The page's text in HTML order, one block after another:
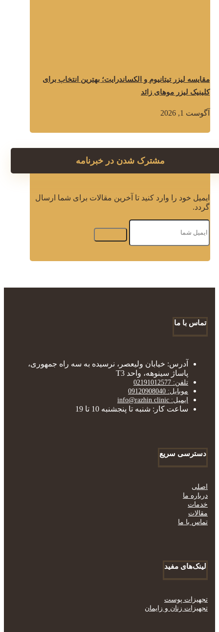
مقایسه لیزر تیتانیوم و الکساندرایت؛ بهترین انتخاب برای
کلینیک لیزر موهای زائد
آگوست 1, 2026
مشترک شدن در خبرنامه
ایمیل خود را وارد کنید تا آخرین مقالات برای شما ارسال
گردد.
تماس با ما
آدرس: خیابان ولیعصر، نرسیده به سه راه جمهوری،
پاساژ سینوهه، واحد T3
تلفن: 02191012577
موبایل: 09120908040
ایمیل: info@razhin.clinic
ساعت کار: شنبه تا پنجشنبه 10 تا 19
دسترسی سریع
اصلی
درباره ما
خدمات
مقالات
تماس با ما
لینک‌های مفید
تجهیزات پوست
تجهیزات زنان و زایمان